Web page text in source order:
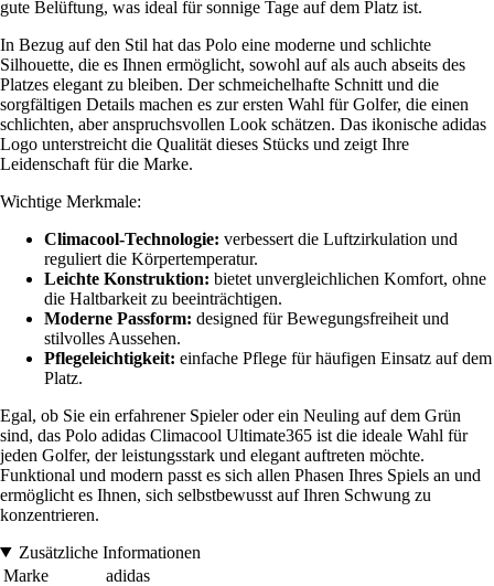
gute Belüftung, was ideal für sonnige Tage auf dem Platz ist.
In Bezug auf den Stil hat das Polo eine moderne und schlichte
Silhouette, die es Ihnen ermöglicht, sowohl auf als auch abseits des
Platzes elegant zu bleiben. Der schmeichelhafte Schnitt und die
sorgfältigen Details machen es zur ersten Wahl für Golfer, die einen
schlichten, aber anspruchsvollen Look schätzen. Das ikonische adidas
Logo unterstreicht die Qualität dieses Stücks und zeigt Ihre
Leidenschaft für die Marke.
Wichtige Merkmale:
Climacool-Technologie: verbessert die Luftzirkulation und
reguliert die Körpertemperatur.
Leichte Konstruktion: bietet unvergleichlichen Komfort, ohne
die Haltbarkeit zu beeinträchtigen.
Moderne Passform: designed für Bewegungsfreiheit und
stilvolles Aussehen.
Pflegeleichtigkeit: einfache Pflege für häufigen Einsatz auf dem
Platz.
Egal, ob Sie ein erfahrener Spieler oder ein Neuling auf dem Grün
sind, das Polo adidas Climacool Ultimate365 ist die ideale Wahl für
jeden Golfer, der leistungsstark und elegant auftreten möchte.
Funktional und modern passt es sich allen Phasen Ihres Spiels an und
ermöglicht es Ihnen, sich selbstbewusst auf Ihren Schwung zu
konzentrieren.
Zusätzliche Informationen
Marke
adidas